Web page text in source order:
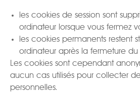
les cookies de session sont
ordinateur lorsque vous fermez
les cookies permanents restent
ordinateur après la fermeture du
Les cookies sont cependant
aucun cas utilisés pour collecter
personnelles.